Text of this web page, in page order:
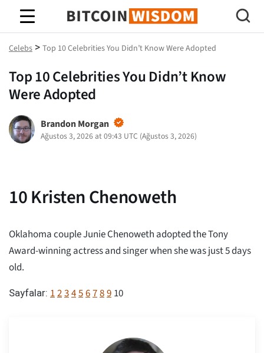
Bitcoin Bilgeliği
Celebs > Top 10 Celebrities You Didn’t Know Were Adopted
Top 10 Celebrities You Didn’t Know
Were Adopted
Brandon Morgan
Ağustos 3, 2026 at 09:43 UTC (Ağustos 3, 2026)
10Kristen Chenoweth
Oklahoma couple Junie Chenoweth adopted the Tony
Award-winning actress and singer when she was just 5 days
old.
Sayfalar: 123456789 10